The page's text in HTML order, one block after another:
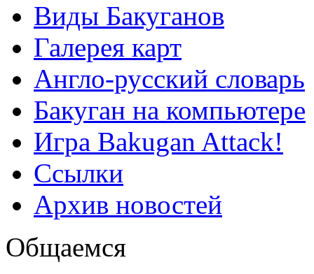
Виды Бакуганов
Галерея карт
Англо-русский словарь
Бакуган на компьютере
Игра Bakugan Attack!
Ссылки
Архив новостей
Общаемся